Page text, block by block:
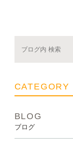
CATEGORY
BLOG
ブログ